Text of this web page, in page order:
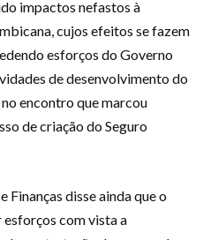
impactos nefastos à
cujos efeitos se fazem
esforços do Governo
de desenvolvimento do
encontro que marcou
de criação do Seguro
disse ainda que o
com vista a